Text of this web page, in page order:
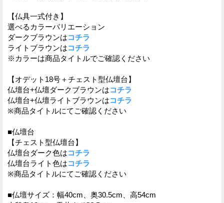
【仏具一式付き】
選べるカラーバリエーション
ダークブラウンはコチラ
ライトブラウンはコチラ
※カラーは商品タイトルでご確認ください
【オデット18号＋チェスト型仏壇台】
仏壇台+仏壇ダークブラウンはコチラ
仏壇台+仏壇ライトブラウンはコチラ
※商品タイトルにてご確認ください
■仏壇台
【チェスト型仏壇台】
仏壇台ダーク色はコチラ
仏壇台ライト色はコチラ
※商品タイトルにてご確認ください
■仏壇サイズ：幅40cm、奥30.5cm、高54cm